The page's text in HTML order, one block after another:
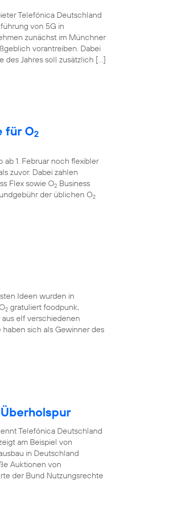
Telefónica Deutschland
von 5G in
zunächst im Münchner
vorantreiben. Dabei
des Jahres soll zusätzlich […]
für O2
ab 1. Februar noch flexibler
zuvor. Dabei zahlen
Flex sowie O2 Business
der üblichen O2
Ideen wurden in
2 gratuliert foodpunk,
elf verschiedenen
sich als Gewinner des
Telefónica Deutschland
am Beispiel von
in Deutschland
Auktionen von
der Bund Nutzungsrechte